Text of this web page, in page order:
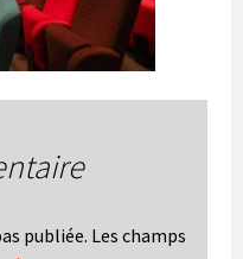
publiée. Les champs